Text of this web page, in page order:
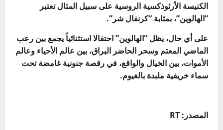
الكنيسة الأرثوذكسية الروسية على سبيل المثال تعتبر
“الهالوين”، بمثابة “كرنفال شر”.
على أي حال، يظل “الهالوين” احتفالا استثنائياً يجمع بين رعب
الماضي المعتم وسحر الحاضر البراق، بين عالم الأحياء وعالم
الأموات، بين الخيال والواقع، في رقصة جنونية غامضة تحت
سماء خريفية ملبدة بالغيوم.
المصدر: RT